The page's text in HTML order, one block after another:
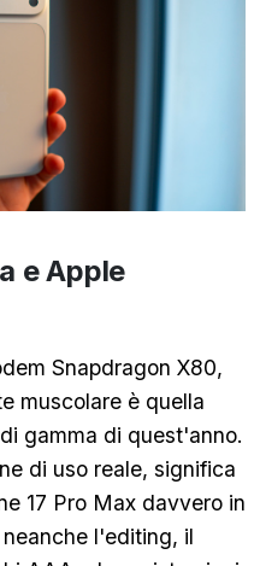
e Apple
Snapdragon X80,
muscolare è quella
gamma di quest'anno.
di uso reale, significa
17 Pro Max davvero in
l'editing, il